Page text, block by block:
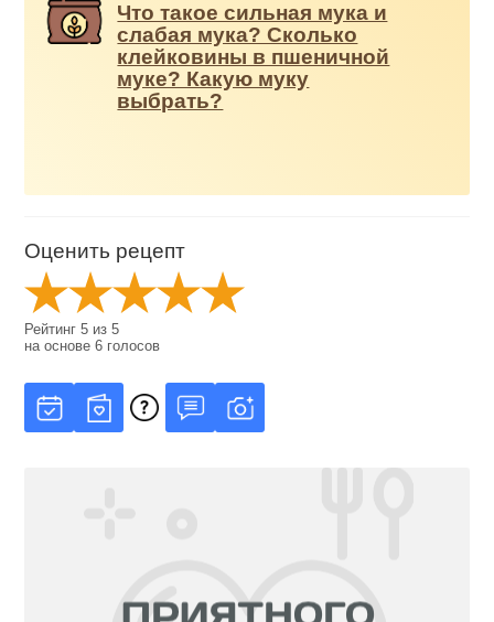
Что такое сильная мука и
слабая мука? Сколько
клейковины в пшеничной
муке? Какую муку
выбрать?
Оценить рецепт
Рейтинг5 из5
на основе6 голосов